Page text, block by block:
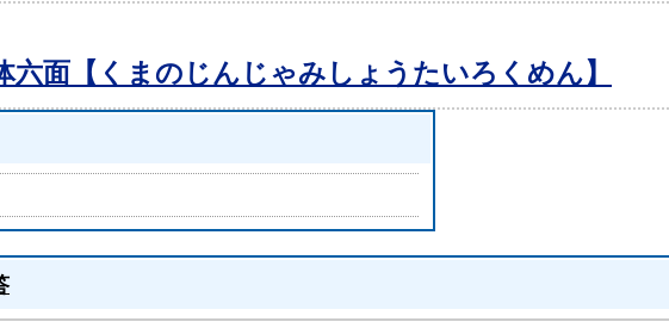
六面【くまのじんじゃみしょうたいろくめん】